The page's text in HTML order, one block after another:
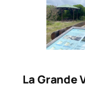
La Grande